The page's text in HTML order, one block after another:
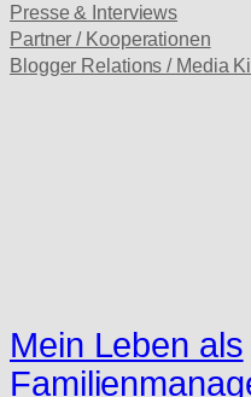
Presse & Interviews
Partner / Kooperationen
Blogger Relations / Media
Mein Leben als